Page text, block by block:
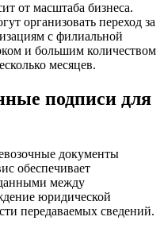
от масштаба бизнеса.
организовать переход за
с филиальной
и большим количеством
месяцев.
подписи для
документы
обеспечивает
между
юридической
передаваемых сведений.